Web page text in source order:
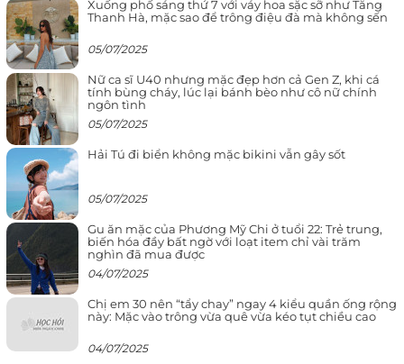
Xuống phố sáng thứ 7 với váy hoa sặc sỡ như Tăng
Thanh Hà, mặc sao để trông điệu đà mà không sến
05/07/2025
Nữ ca sĩ U40 nhưng mặc đẹp hơn cả Gen Z, khi cá
tính bùng cháy, lúc lại bánh bèo như cô nữ chính
ngôn tình
05/07/2025
Hải Tú đi biển không mặc bikini vẫn gây sốt
05/07/2025
Gu ăn mặc của Phương Mỹ Chi ở tuổi 22: Trẻ trung,
biến hóa đầy bất ngờ với loạt item chỉ vài trăm
nghìn đã mua được
04/07/2025
Chị em 30 nên “tẩy chay” ngay 4 kiểu quần ống rộng
này: Mặc vào trông vừa quê vừa kéo tụt chiều cao
04/07/2025